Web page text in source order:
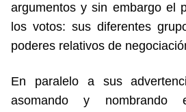
argumentos y sin embargo el
los votos: sus diferentes
poderes relativos de
En paralelo a sus
asomando y nombrando